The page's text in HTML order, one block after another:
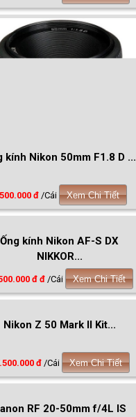
kính Nikon 50mm F1.8 D ...
đ /Cái Xem Chi Tiết
Ống kính Nikon AF-S DX
NIKKOR...
đ đ /Cái Xem Chi Tiết
Nikon Z 50 Mark II Kit...
đ /Cái Xem Chi Tiết
RF 20-50mm f/4L IS